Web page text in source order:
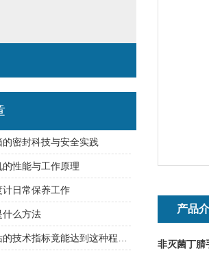
产品
非灭菌丁腈
密封科技与安全实践
性能与工作原理
日常保养工作
什么方法